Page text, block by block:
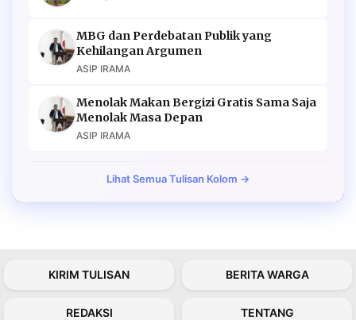
MBG dan Perdebatan Publik yang
Kehilangan Argumen
ASIP IRAMA
Menolak Makan Bergizi Gratis Sama Saja
Menolak Masa Depan
ASIP IRAMA
Lihat Semua Tulisan Kolom →
KIRIM TULISAN BERITA WARGA
REDAKSI TENTANG